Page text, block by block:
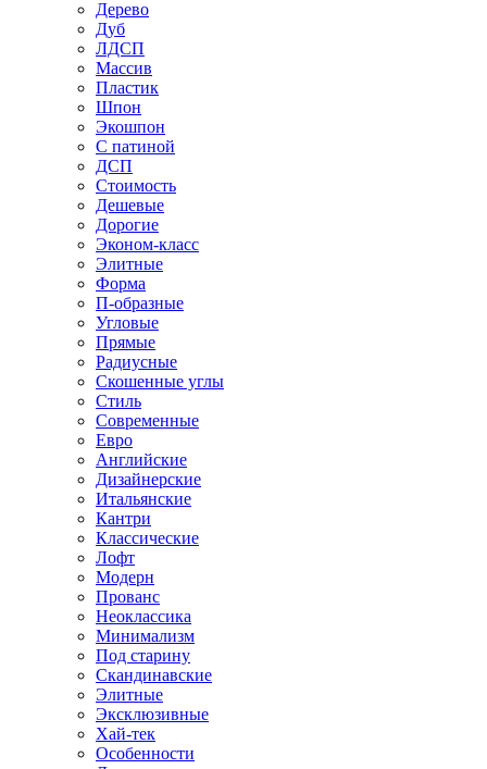
Дерево
Дуб
ЛДСП
Массив
Пластик
Шпон
Экошпон
С патиной
ДСП
Стоимость
Дешевые
Дорогие
Эконом-класс
Элитные
Форма
П-образные
Угловые
Прямые
Радиусные
Скошенные углы
Стиль
Современные
Евро
Английские
Дизайнерские
Итальянские
Кантри
Классические
Лофт
Модерн
Прованс
Неоклассика
Минимализм
Под старину
Скандинавские
Элитные
Эксклюзивные
Хай-тек
Особенности